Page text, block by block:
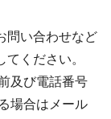
問い合わせなど
ください。
及び電話番号
場合はメール